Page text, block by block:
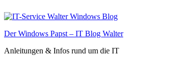
Inhalt
Der Windows Papst – IT Blog Walter
Anleitungen & Infos rund um die IT